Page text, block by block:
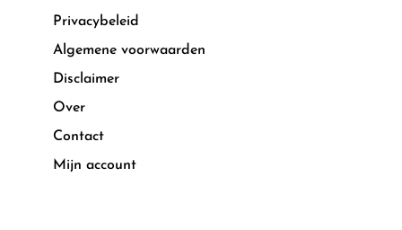
Privacybeleid
Algemene voorwaarden
Disclaimer
Over
Contact
Mijn account